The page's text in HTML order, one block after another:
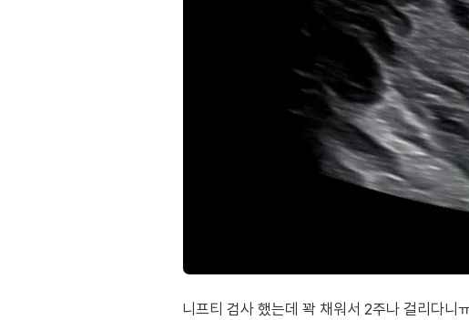
니프티 검사 했는데 꽉 채워서 2주나 걸리다